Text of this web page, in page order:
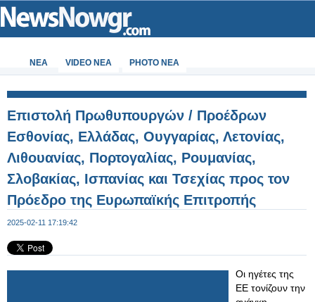
ΝΕΑ VIDEO NEA PHOTO NEA
Επιστολή Πρωθυπουργών / Προέδρων
Εσθονίας, Ελλάδας, Ουγγαρίας, Λετονίας,
Λιθουανίας, Πορτογαλίας, Ρουμανίας,
Σλοβακίας, Ισπανίας και Τσεχίας προς τον
Πρόεδρο της Ευρωπαϊκής Επιτροπής
σχετικά με το ευρωπαϊκό σιδηροδρομικό
δίκτυο υψηλής ταχύτητας και τη
2025-02-11 17:19:42
Οι ηγέτες της
ΕΕ τονίζουν την